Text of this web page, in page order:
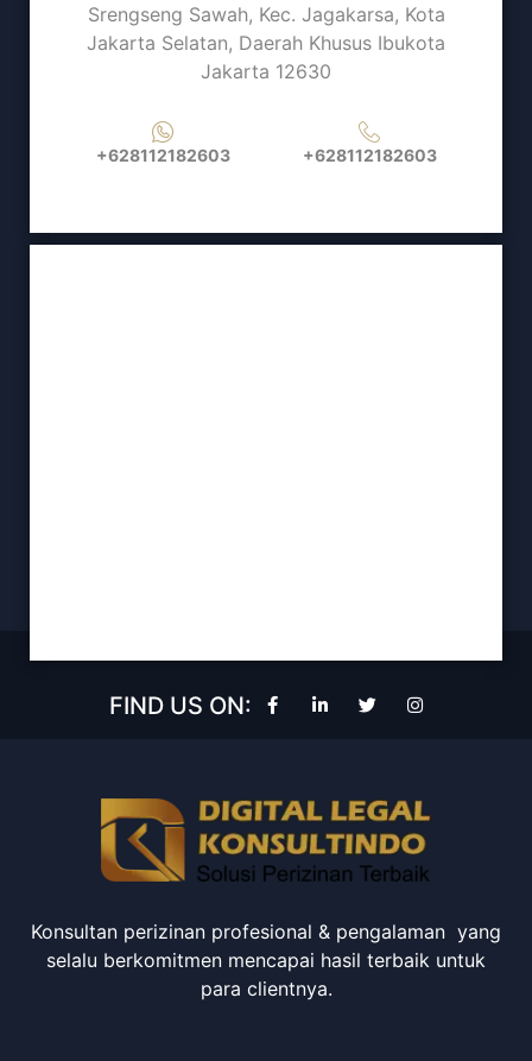
Srengseng Sawah, Kec. Jagakarsa, Kota
Jakarta Selatan, Daerah Khusus Ibukota
Jakarta 12630
+628112182603 +628112182603
FIND US ON:
Konsultan perizinan profesional & pengalaman yang
selalu berkomitmen mencapai hasil terbaik untuk
para clientnya.